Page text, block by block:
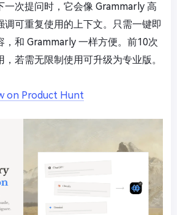
一次提问时，它会像 Grammarly 高
调可重复使用的上下文。只需一键即
，和 Grammarly 一样方便。前10次
若需无限制使用可升级为专业版。
on Product Hunt